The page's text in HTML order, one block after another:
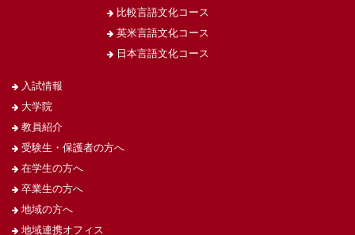
比較言語文化コース
英米言語文化コース
日本言語文化コース
入試情報
大学院
教員紹介
受験生・保護者の方へ
在学生の方へ
卒業生の方へ
地域の方へ
地域連携オフィス